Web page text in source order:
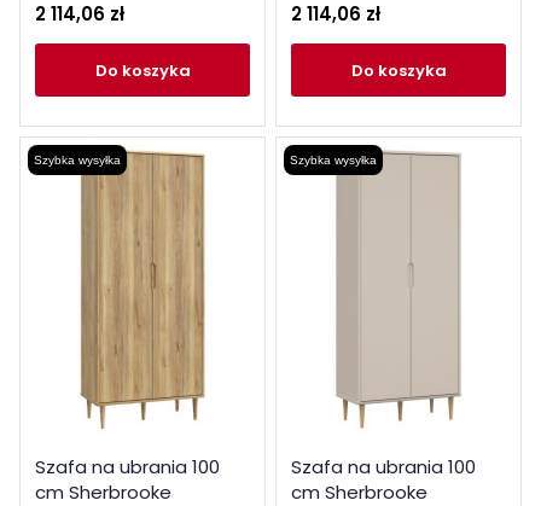
mauvella
2 114,06 zł
do koszyka
2 114,06 zł
do koszyka
Szybka wysyłka
Szafa na ubrania 100
cm Sherbrooke
Szybka wysyłka
Szafa na ubrania 100
cm Sherbrooke